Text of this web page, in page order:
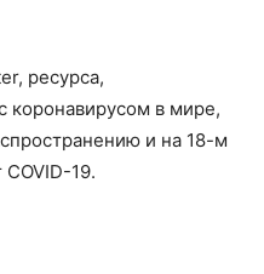
ресурса,
коронавирусом в мире,
и на 18-м
19.